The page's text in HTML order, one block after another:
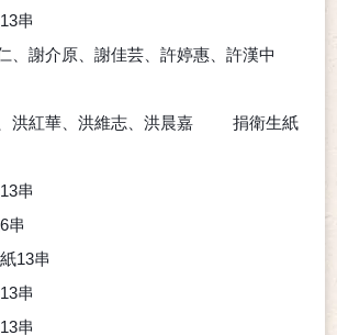
13串
、謝介原、謝佳芸、許婷惠、許漢中
洪紅華、洪維志、洪晨嘉
捐衛生紙
13串
6串
13串
13串
13串